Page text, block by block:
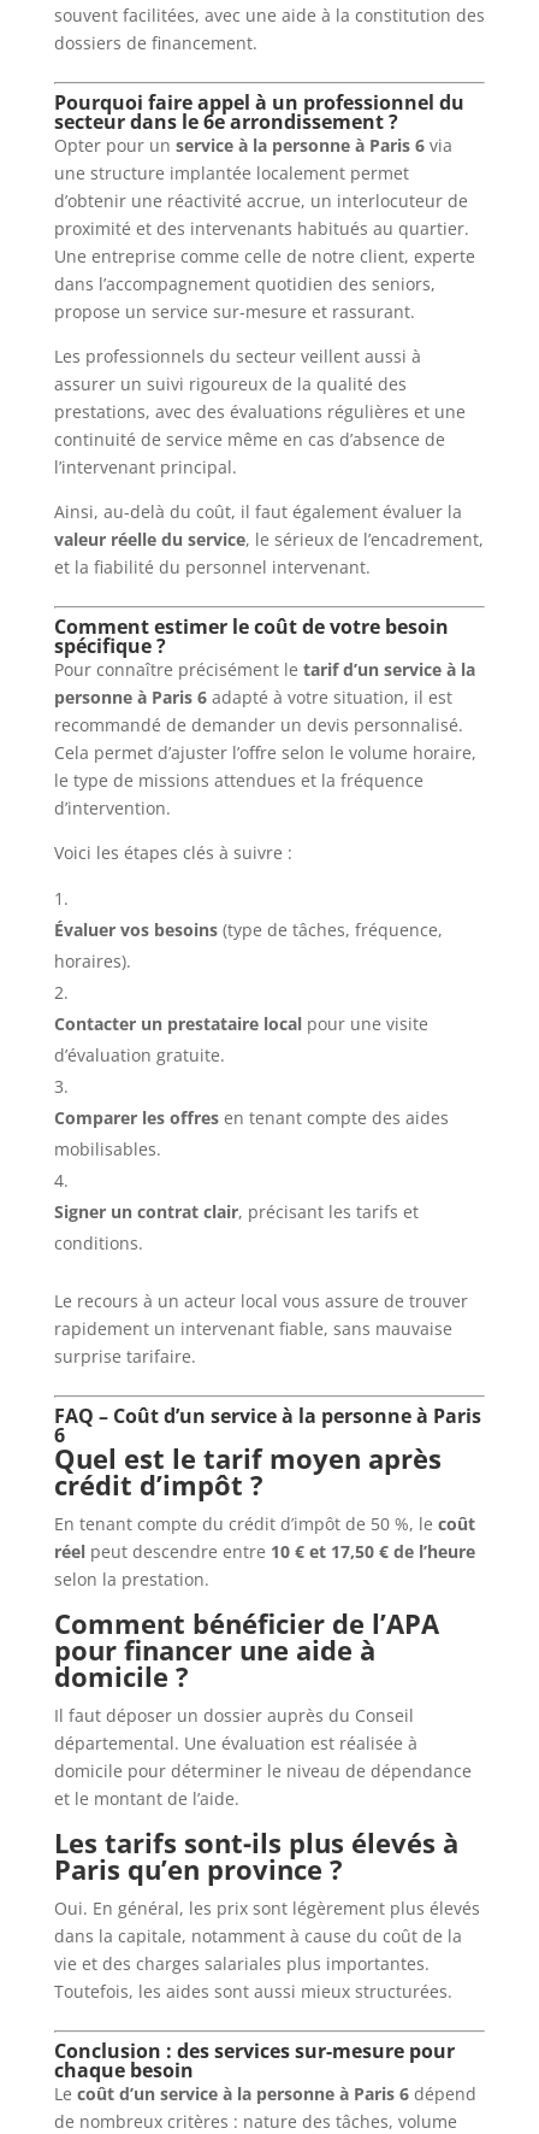
souvent facilitées, avec une aide à la constitution des
dossiers de financement.
Pourquoi faire appel à un professionnel du
secteur dans le 6e arrondissement ?
Opter pour un service à la personne à Paris 6via
une structure implantée localement permet
d’obtenir une réactivité accrue, un interlocuteur de
proximité et des intervenants habitués au quartier.
Une entreprise comme celle de notre client, experte
dans l’accompagnement quotidien des seniors,
propose un service sur-mesure et rassurant.
Les professionnels du secteur veillent aussi à
assurer un suivi rigoureux de la qualité des
prestations, avec des évaluations régulières et une
continuité de service même en cas d’absence de
l’intervenant principal.
Ainsi, au-delà du coût, il faut également évaluer la
valeur réelle du service, le sérieux de l’encadrement,
et la fiabilité du personnel intervenant.
Comment estimer le coût de votre besoin
spécifique ?
Pour connaître précisément le tarif d’un service à la
personne à Paris 6adapté à votre situation, il est
recommandé de demander un devis personnalisé.
Cela permet d’ajuster l’offre selon le volume horaire,
le type de missions attendues et la fréquence
d’intervention.
Voici les étapes clés à suivre :
Évaluer vos besoins(type de tâches, fréquence,
horaires).
Contacter un prestataire localpour une visite
d’évaluation gratuite.
Comparer les offresen tenant compte des aides
mobilisables.
Signer un contrat clair, précisant les tarifs et
conditions.
Le recours à un acteur local vous assure de trouver
rapidement un intervenant fiable, sans mauvaise
surprise tarifaire.
FAQ – Coût d’un service à la personne à Paris
6
Quel est le tarif moyen après
crédit d’impôt ?
En tenant compte du crédit d’impôt de 50 %, le coût
réelpeut descendre entre 10 € et 17,50 € de l’heure
selon la prestation.
Comment bénéficier de l’APA
pour financer une aide à
domicile ?
Il faut déposer un dossier auprès du Conseil
départemental. Une évaluation est réalisée à
domicile pour déterminer le niveau de dépendance
et le montant de l’aide.
Les tarifs sont-ils plus élevés à
Paris qu’en province ?
Oui. En général, les prix sont légèrement plus élevés
dans la capitale, notamment à cause du coût de la
vie et des charges salariales plus importantes.
Toutefois, les aides sont aussi mieux structurées.
Conclusion : des services sur-mesure pour
chaque besoin
Le coût d’un service à la personne à Paris 6dépend
de nombreux critères : nature des tâches, volume